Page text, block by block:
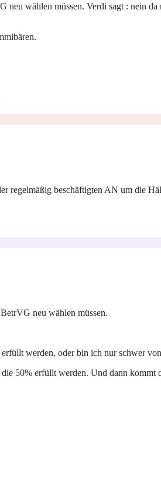
neu wählen müssen. Verdi sagt : nein
regelmäßig beschäftigten AN um die
neu wählen müssen.
werden, oder bin ich nur schwer
die 50% erfüllt werden. Und dann